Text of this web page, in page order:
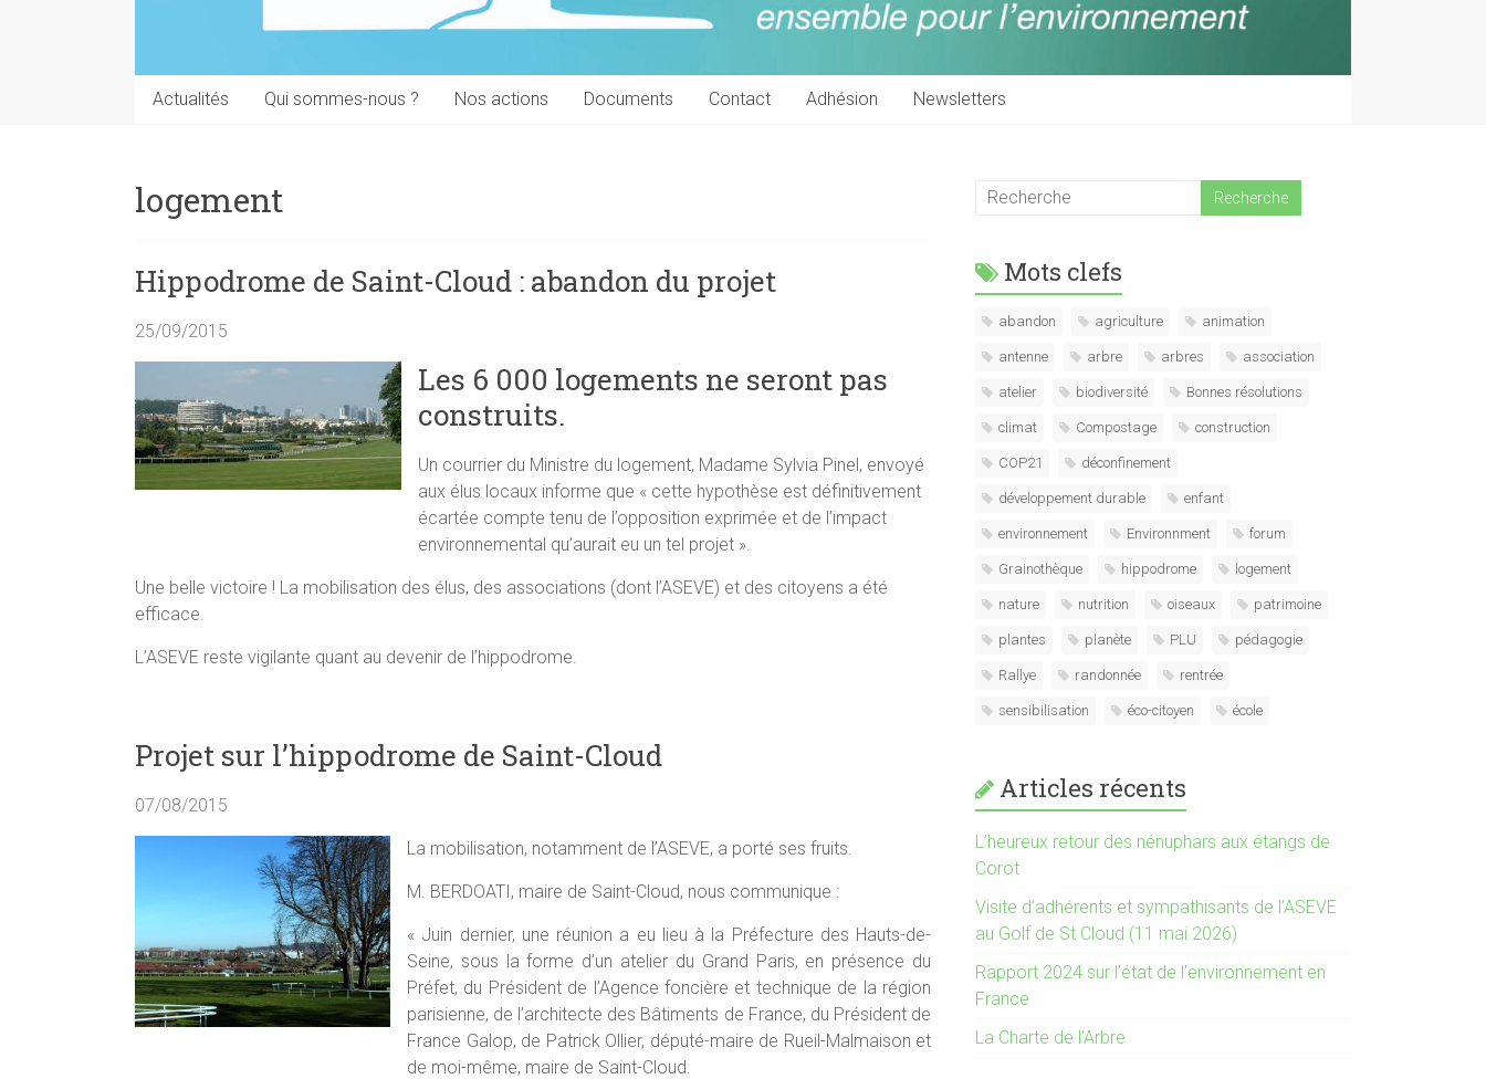
Actualités Qui sommes-nous ? Nos actions Documents Contact Adhésion Newsletters
logement
Hippodrome de Saint-Cloud : abandon du projet
25/09/2015
Les 6 000 logements ne seront pas
construits.
Un courrier du Ministre du logement, Madame Sylvia Pinel, envoyé
aux élus locaux informe que « cette hypothèse est définitivement
écartée compte tenu de l’opposition exprimée et de l’impact
environnemental qu’aurait eu un tel projet ».
Une belle victoire ! La mobilisation des élus, des associations (dont l’ASEVE) et des citoyens a été
efficace.
L’ASEVE reste vigilante quant au devenir de l’hippodrome.
Projet sur l’hippodrome de Saint-Cloud
07/08/2015
La mobilisation, notamment de l’ASEVE, a porté ses fruits.
M. BERDOATI, maire de Saint-Cloud, nous communique :
« Juin dernier, une réunion a eu lieu à la Préfecture des Hauts-de-
Seine, sous la forme d’un atelier du Grand Paris, en présence du
Préfet, du Président de l’Agence foncière et technique de la région
parisienne, de l’architecte des Bâtiments de France, du Président de
France Galop, de Patrick Ollier, député-maire de Rueil-Malmaison et
de moi-même, maire de Saint-Cloud.
Mots clefs
abandon agriculture animation
antenne arbre arbres association
atelier biodiversité Bonnes résolutions
climat Compostage construction
COP21 déconfinement
développement durable enfant
environnement Environnment forum
Grainothèque hippodrome logement
nature nutrition oiseaux patrimoine
plantes planète PLU pédagogie
Rallye randonnée rentrée
sensibilisation éco-citoyen école
Articles récents
L’heureux retour des nénuphars aux étangs de
Corot
Visite d’adhérents et sympathisants de l’ASEVE
au Golf de St Cloud (11 mai 2026)
Rapport 2024 sur l’état de l’environnement en
France
La Charte de l’Arbre